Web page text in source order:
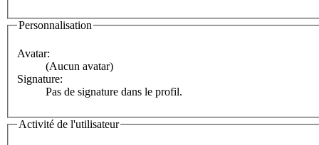
Personnalisation
Avatar:
(Aucun avatar)
Signature:
Pas de signature dans le profil.
Activité de l'utilisateur